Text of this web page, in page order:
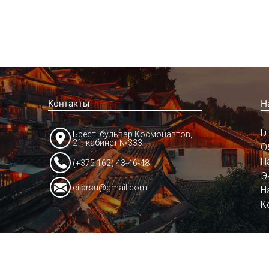
Контакты
Брест, бульвар Космонавтов,
21, кабинет №333
(+375 162) 43-46-48
ci.brsu@gmail.com